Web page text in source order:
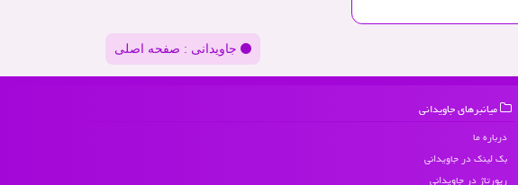
جاویدانی : صفحه اصلی
میانبرهای جاویدانی
درباره ما
بک لینک در جاویدانی
رپورتاژ در جاویدانی